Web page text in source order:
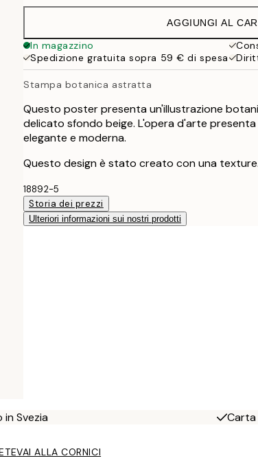
AGGIUNGI AL
In magazzino
Spedizione gratuita sopra 59 € di spesa
Stampa botanica astratta
Questo poster presenta un'illustrazione
delicato sfondo beige. L'opera d'arte presenta
elegante e moderna.
Questo design è stato creato con una texture.
18892-5
Storia dei prezzi
Ulteriori informazioni sui nostri prodotti
in Svezia Carta
VAI ALLA CORNICI